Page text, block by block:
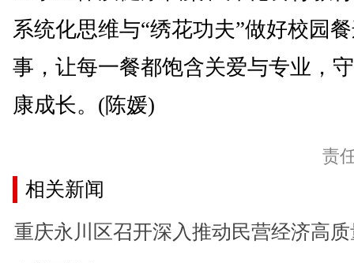
系统化思维与“绣花功夫”做好校园
事，让每一餐都饱含关爱与专业，
康成长。(陈媛)
责
相关新闻
重庆永川区召开深入推动民营经济高